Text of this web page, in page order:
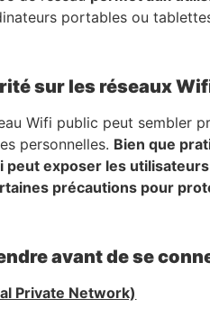
portables ou
sur les réseaux
Wifi public peut sembler
personnelles. Bien que
peut exposer les
précautions pour
avant de se
Private Network)